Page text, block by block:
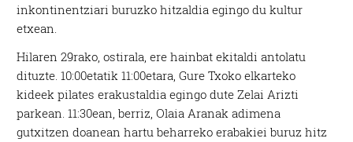
inkontinentziari buruzko hitzaldia egingo du kultur
etxean.
Hilaren 29rako, ostirala, ere hainbat ekitaldi antolatu
dituzte. 10:00etatik 11:00etara, Gure Txoko elkarteko
kideek pilates erakustaldia egingo dute Zelai Arizti
parkean. 11:30ean, berriz, Olaia Aranak adimena
gutxitzen doanean hartu beharreko erabakiei buruz hitz